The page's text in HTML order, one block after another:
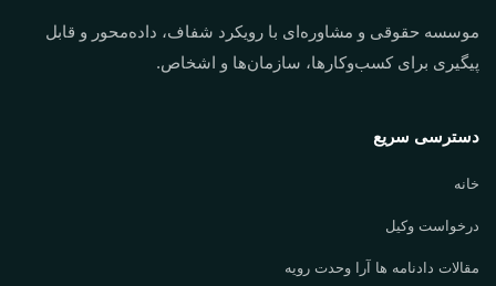
موسسه حقوقی و مشاوره‌ای با رویکرد شفاف، داده‌محور و قابل
پیگیری برای کسب‌وکارها، سازمان‌ها و اشخاص.
دسترسی سریع
خانه
درخواست وکیل
مقالات دادنامه ها آرا وحدت رویه